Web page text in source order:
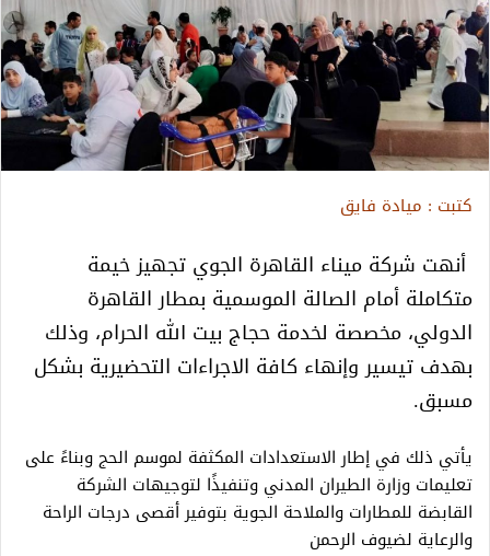
كتبت : ميادة فايق
أنهت شركة ميناء القاهرة الجوي تجهيز خيمة
متكاملة أمام الصالة الموسمية بمطار القاهرة
الدولي، مخصصة لخدمة حجاج بيت الله الحرام، وذلك
بهدف تيسير وإنهاء كافة الاجراءات التحضيرية بشكل
مسبق.
يأتي ذلك في إطار الاستعدادات المكثفة لموسم الحج وبناءً على
تعليمات وزارة الطيران المدني وتنفيذًا لتوجيهات الشركة
القابضة للمطارات والملاحة الجوية بتوفير أقصى درجات الراحة
والرعاية لضيوف الرحمن